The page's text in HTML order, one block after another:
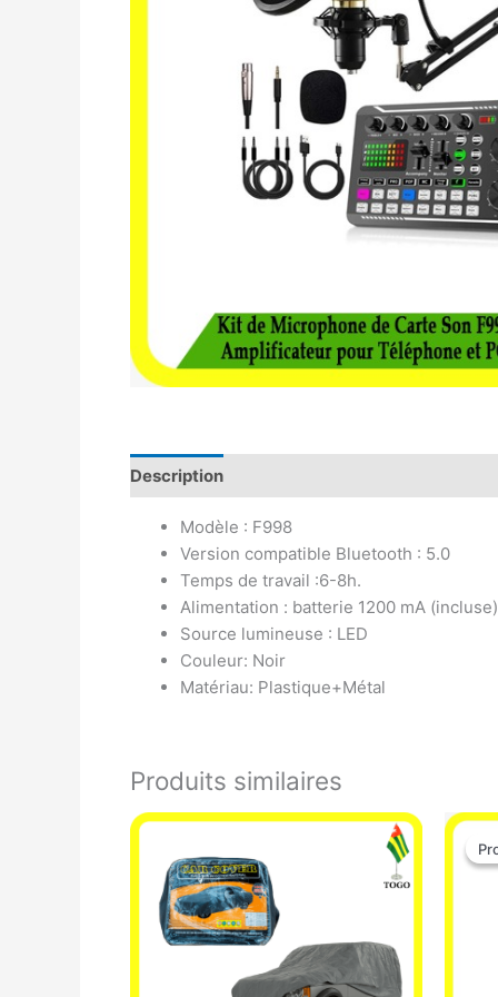
Description
Modèle : F998
Version compatible Bluetooth : 5.0
Temps de travail :6-8h.
Alimentation : batterie 1200 mA (incluse)
Source lumineuse : LED
Couleur: Noir
Matériau: Plastique+Métal
Produits similaires